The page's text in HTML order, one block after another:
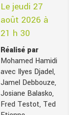
Le jeudi 27
août 2026 à
21 h 30
Réalisé par
Mohamed Hamidi
avec Ilyes Djadel,
Jamel Debbouze,
Josiane Balasko,
Fred Testot, Ted